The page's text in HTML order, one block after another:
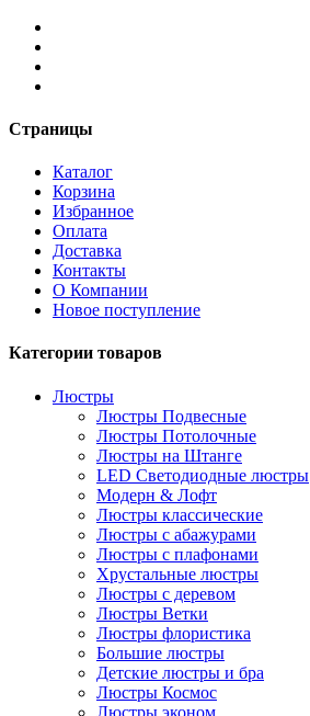
Страницы
Каталог
Корзина
Избранное
Оплата
Доставка
Контакты
О Компании
Новое поступление
Категории товаров
Люстры
Люстры Подвесные
Люстры Потолочные
Люстры на Штанге
LED Светодиодные люстры
Модерн & Лофт
Люстры классические
Люстры с абажурами
Люстры с плафонами
Хрустальные люстры
Люстры с деревом
Люстры Ветки
Люстры флористика
Большие люстры
Детские люстры и бра
Люстры Космос
Люстры эконом